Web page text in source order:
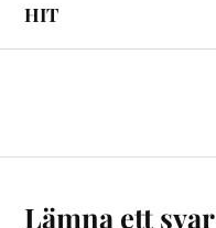
HIT
Lämna ett svar